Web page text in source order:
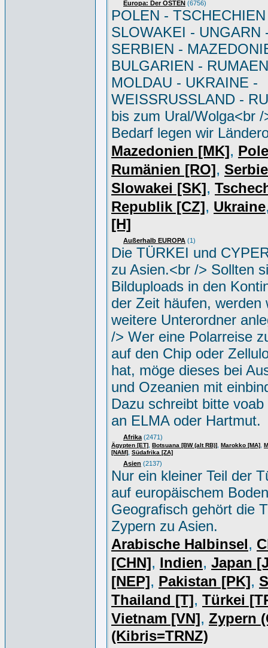
Europa: Der OSTEN (6756)
POLEN -
SLOWAKEI - UNGARN
SERBIEN -
BULGARIEN -
MOLDAU - UKRAINE -
WEISSRUSSLAND -
bis zum Ural/Wolga<br /
Bedarf legen wir
Mazedonien [MK],
Rumänien [RO],
Slowakei [SK],
Republik [CZ], Ukraine
[H]
Außerhalb EUROPA (1)
Die TÜRKEI und
zu Asien.<br /> Sollten
Bilduploads in den
der Zeit häufen, werden
weitere Unterordner
/> Wer eine Polarreise
auf den Chip oder
hat, möge dieses bei
und Ozeanien mit
Dazu schreibt bitte
an ELMA oder Hartmut.
Afrika (2471)
Ägypten [ET] Botsuana [BW (alt RB)] Marokko [MA]
[NAM] Südafrika [ZA]
Asien (2137)
Nur ein kleiner Teil der
auf europäischem
Geografisch gehört die
Zypern zu Asien.
Arabische Halbinsel,
[CHN], Indien, Japan
[NEP], Pakistan [PK],
Thailand [T], Türkei
Vietnam [VN], Zypern
(Kibris=TRNZ)